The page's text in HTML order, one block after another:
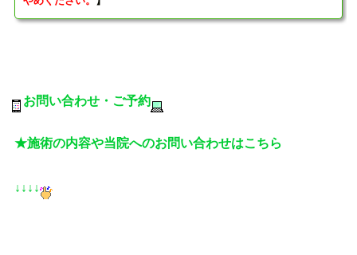
お問い合わせ・ご予約
★施術の内容や当院へのお問い合わせはこちら
↓↓↓↓